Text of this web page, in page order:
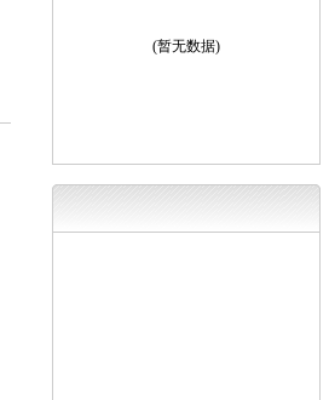
(暂无数据)